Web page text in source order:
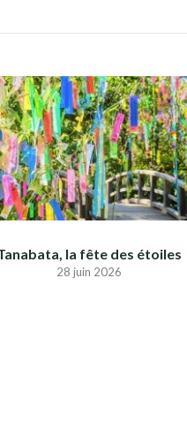
la fête des étoiles
28 juin 2026